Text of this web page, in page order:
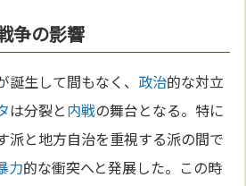
争の影響
誕生して間もなく、 政治的な対立
は分裂と内戦の舞台となる。特に
派と地方自治を重視する派の間で
力的な衝突へと発展した。この時